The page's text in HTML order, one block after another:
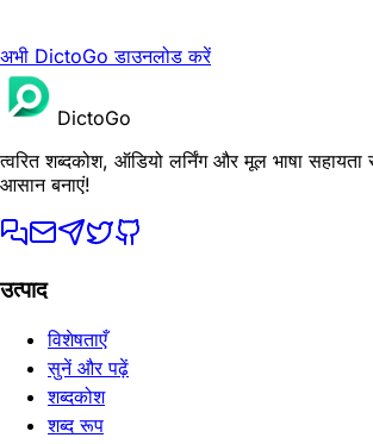
अभी DictoGo डाउनलोड करें
DictoGo
त्वरित शब्दकोश, ऑडियो लर्निंग और मूल भाषा
आसान बनाएं!
उत्पाद
विशेषताएँ
सुनें और पढ़ें
शब्दकोश
शब्द रूप